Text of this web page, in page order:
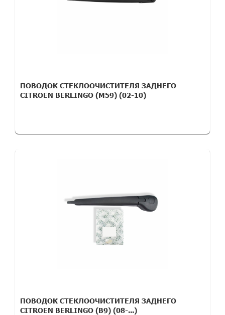
ПОВОДОК СТЕКЛООЧИСТИТЕЛЯ ЗАДНЕГО
CITROEN BERLINGO (M59) (02-10)
ПОВОДОК СТЕКЛООЧИСТИТЕЛЯ ЗАДНЕГО
CITROEN BERLINGO (B9) (08-...)